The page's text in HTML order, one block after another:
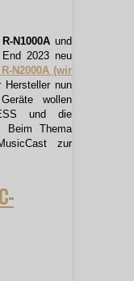
N1000A und
2023 neu
N2000A (wir
Hersteller nun
wollen
und die
Beim Thema
zur